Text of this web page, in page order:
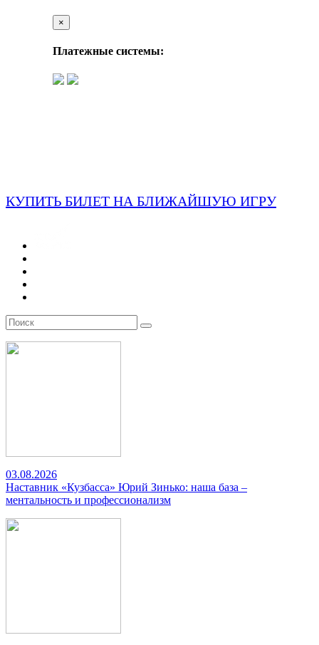
×
Платежные системы:
КУПИТЬ БИЛЕТ НА БЛИЖАЙШУЮ ИГРУ
03.08.2026
Наставник «Кузбасса» Юрий Зинько: наша база –
ментальность и профессионализм